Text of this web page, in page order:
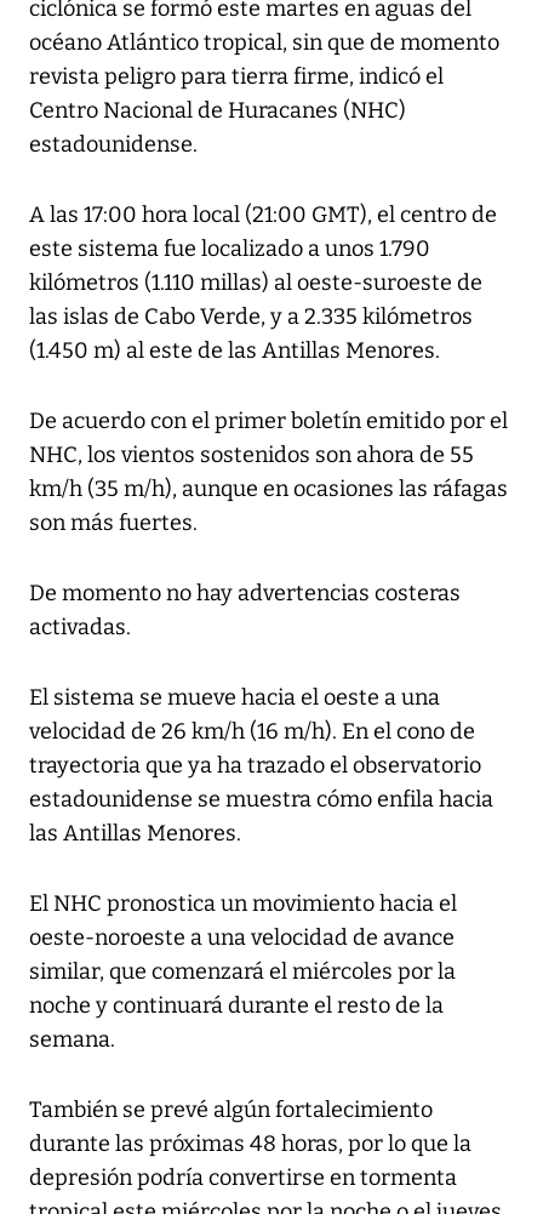
ciclónica se formó este martes en aguas del
océano Atlántico tropical, sin que de momento
revista peligro para tierra firme, indicó el
Centro Nacional de Huracanes (NHC)
estadounidense.
A las 17:00 hora local (21:00 GMT), el centro de
este sistema fue localizado a unos 1.790
kilómetros (1.110 millas) al oeste-suroeste de
las islas de Cabo Verde, y a 2.335 kilómetros
(1.450 m) al este de las Antillas Menores.
De acuerdo con el primer boletín emitido por el
NHC, los vientos sostenidos son ahora de 55
km/h (35 m/h), aunque en ocasiones las ráfagas
son más fuertes.
De momento no hay advertencias costeras
activadas.
El sistema se mueve hacia el oeste a una
velocidad de 26 km/h (16 m/h). En el cono de
trayectoria que ya ha trazado el observatorio
estadounidense se muestra cómo enfila hacia
las Antillas Menores.
El NHC pronostica un movimiento hacia el
oeste-noroeste a una velocidad de avance
similar, que comenzará el miércoles por la
noche y continuará durante el resto de la
semana.
También se prevé algún fortalecimiento
durante las próximas 48 horas, por lo que la
depresión podría convertirse en tormenta